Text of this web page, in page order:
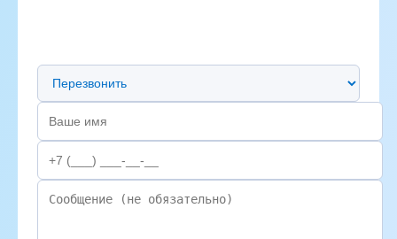
Предпочтительный способ связи